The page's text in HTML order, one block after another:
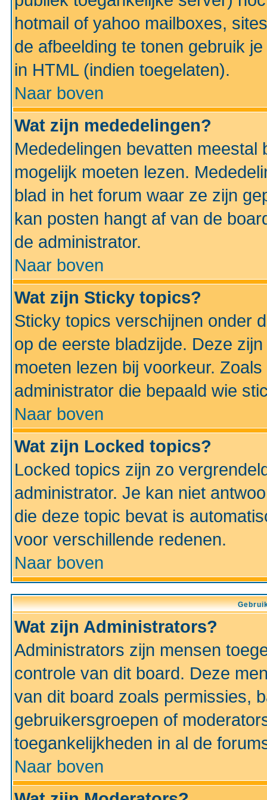
hotmail of yahoo mailboxes,
de afbeelding te tonen gebruik
in HTML (indien toegelaten).
Naar boven
Wat zijn mededelingen?
Mededelingen bevatten
mogelijk moeten lezen.
blad in het forum waar ze zijn
kan posten hangt af van de
de administrator.
Naar boven
Wat zijn Sticky topics?
Sticky topics verschijnen onder
op de eerste bladzijde. Deze
moeten lezen bij voorkeur.
administrator die bepaald wie
Naar boven
Wat zijn Locked topics?
Locked topics zijn zo
administrator. Je kan niet
die deze topic bevat is
voor verschillende redenen.
Naar boven
Wat zijn Administrators?
Administrators zijn mensen
controle van dit board. Deze
van dit board zoals permissies,
gebruikersgroepen of
toegankelijkheden in al de
Naar boven